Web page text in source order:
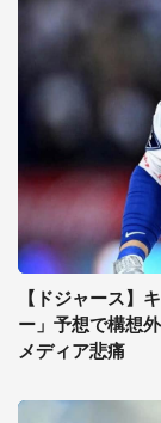
【ドジャース】
ー」予想で構想
メディア悲痛